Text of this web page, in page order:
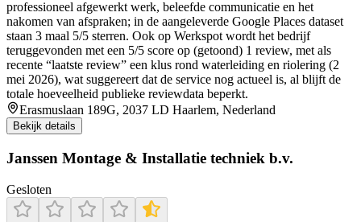
professioneel afgewerkt werk, beleefde communicatie en het
nakomen van afspraken; in de aangeleverde Google Places dataset
staan 3 maal 5/5 sterren. Ook op Werkspot wordt het bedrijf
teruggevonden met een 5/5 score op (getoond) 1 review, met als
recente “laatste review” een klus rond waterleiding en riolering (2
mei 2026), wat suggereert dat de service nog actueel is, al blijft de
totale hoeveelheid publieke reviewdata beperkt.
Erasmuslaan 189G, 2037 LD Haarlem, Nederland
Bekijk details
Janssen Montage & Installatie techniek b.v.
Gesloten